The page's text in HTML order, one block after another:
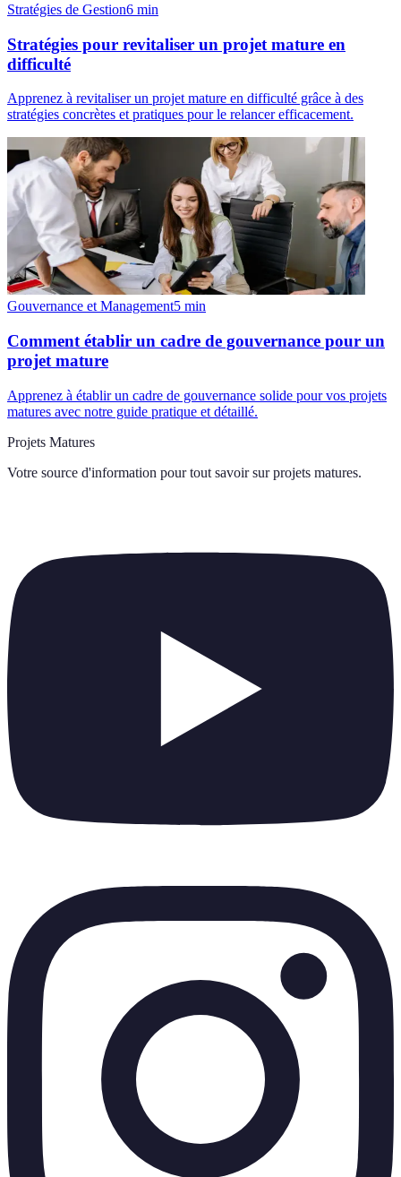
Stratégies de Gestion6 min
Stratégies pour revitaliser un projet mature en
difficulté
Apprenez à revitaliser un projet mature en difficulté grâce à des
stratégies concrètes et pratiques pour le relancer efficacement.
Gouvernance et Management5 min
Comment établir un cadre de gouvernance pour un
projet mature
Apprenez à établir un cadre de gouvernance solide pour vos projets
matures avec notre guide pratique et détaillé.
Projets Matures
Votre source d'information pour tout savoir sur projets matures.